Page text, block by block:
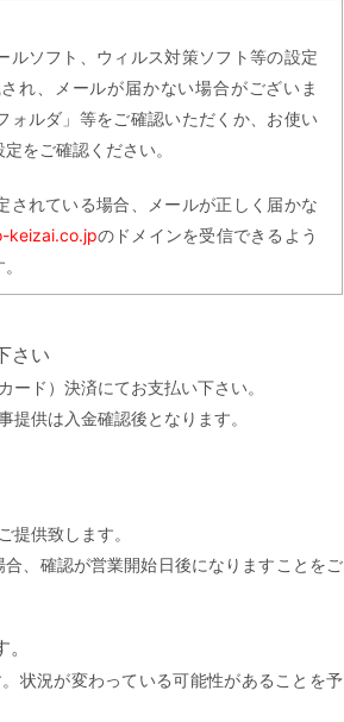
ルソフト、ウィルス対策ソフト等の設定
れ、メールが届かない場合がございま
ォルダ」等をご確認いただくか、お使い
をご確認ください。
されている場合、メールが正しく届かな
keizai.co.jpのドメインを受信できるよう
さい
ード）決済にてお支払い下さい。
提供は入金確認後となります。
提供致します。
、確認が営業開始日後になりますことをご
状況が変わっている可能性があることを予